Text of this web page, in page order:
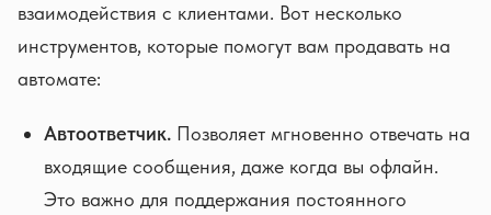
взаимодействия с клиентами. Вот несколько
инструментов, которые помогут вам продавать на
автомате:
Автоответчик. Позволяет мгновенно отвечать на
входящие сообщения, даже когда вы офлайн.
Это важно для поддержания постоянного